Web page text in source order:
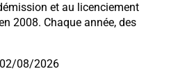
et au licenciement
2008. Chaque année, des
02/08/2026